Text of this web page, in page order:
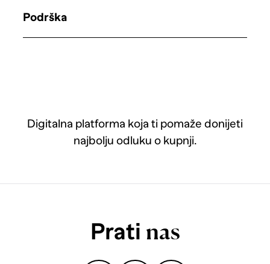
Digitalna platforma koja ti pomaže donijeti
najbolju odluku o kupnji.
Podrška
Prati nas